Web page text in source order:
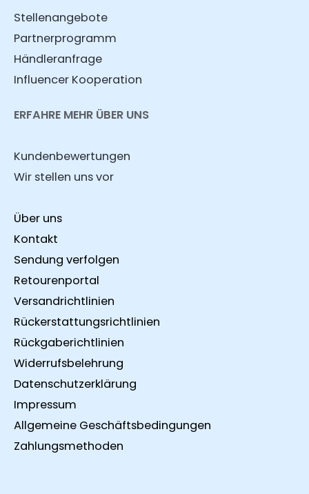
Stellenangebote
Partnerprogramm
Händleranfrage
Influencer Kooperation
ERFAHRE MEHR ÜBER UNS
Kundenbewertungen
Wir stellen uns vor
Über uns
Kontakt
Sendung verfolgen
Retourenportal
Versandrichtlinien
Rückerstattungsrichtlinien
Rückgaberichtlinien
Widerrufsbelehrung
Datenschutzerklärung
Impressum
Allgemeine Geschäftsbedingungen
Zahlungsmethoden